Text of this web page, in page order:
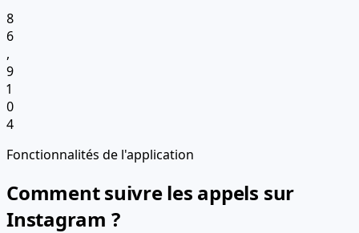
8
6
,
9
1
0
4
Fonctionnalités de l'application
Comment suivre les appels sur
Instagram ?